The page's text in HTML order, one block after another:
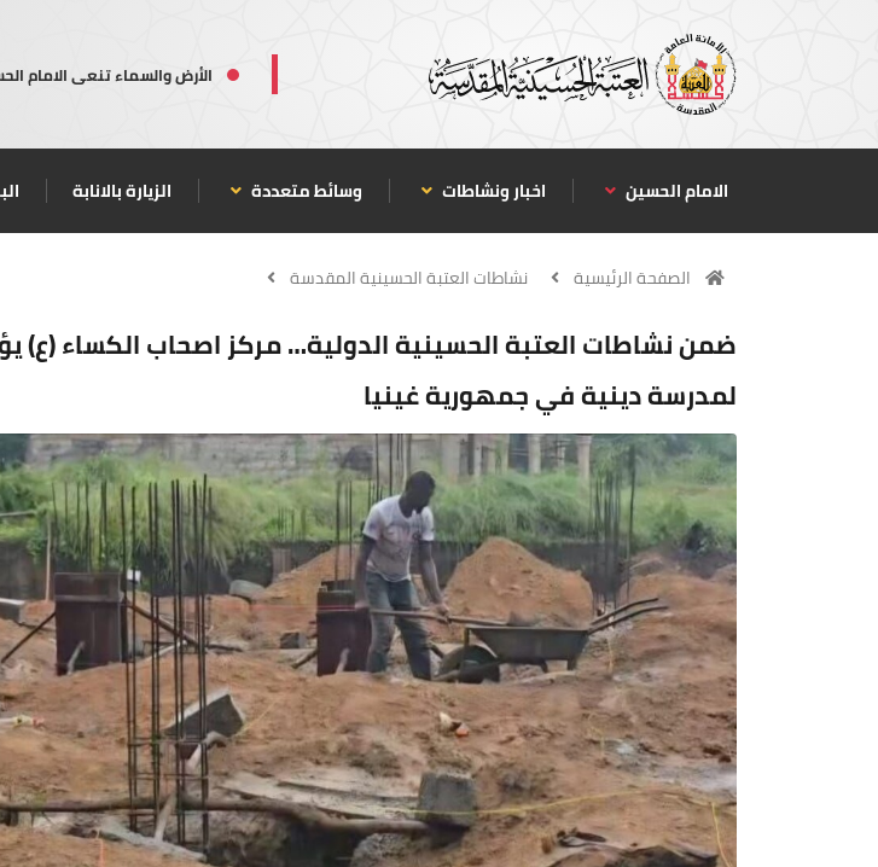
الأرض والسماء تنعى الامام
الامام الحسين اخبار ونشاطات وسائط متعددة الزيارة بالانابة
الصفحة الرئيسية نشاطات العتبة الحسينية المقدسة
ضمن نشاطات العتبة الحسينية الدولية… مركز اصحاب الكساء
لمدرسة دينية في جمهورية غينيا